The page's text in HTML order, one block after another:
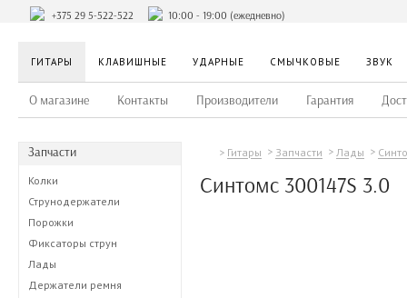
+375 29 5-522-522 10:00 - 19:00 (ежедневно)
ГИТАРЫ КЛАВИШНЫЕ УДАРНЫЕ СМЫЧКОВЫЕ ЗВУК
О магазине Контакты Производители Гарантия
Запчасти
Колки
Струнодержатели
Порожки
Фиксаторы струн
Лады
Держатели ремня
Гитары Запчасти Лады
Синтомс 300147S 3.0